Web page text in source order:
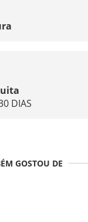
DIAS
GOSTOU DE